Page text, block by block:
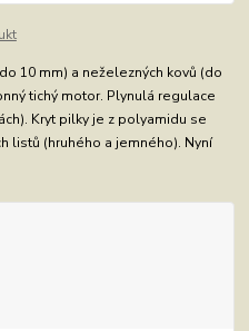
10 mm) a neželezných kovů (do
tichý motor. Plynulá regulace
Kryt pilky je z polyamidu se
listů (hruhého a jemného). Nyní